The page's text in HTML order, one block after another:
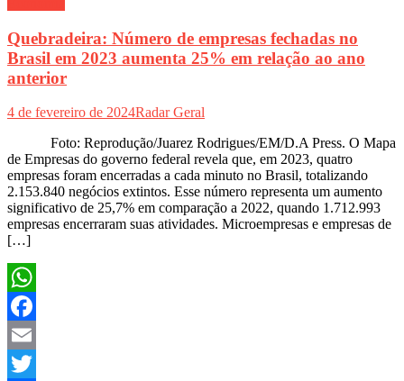
Quebradeira: Número de empresas fechadas no
Brasil em 2023 aumenta 25% em relação ao ano
anterior
4 de fevereiro de 2024Radar Geral
Foto: Reprodução/Juarez Rodrigues/EM/D.A Press. O Mapa
de Empresas do governo federal revela que, em 2023, quatro
empresas foram encerradas a cada minuto no Brasil, totalizando
2.153.840 negócios extintos. Esse número representa um aumento
significativo de 25,7% em comparação a 2022, quando 1.712.993
empresas encerraram suas atividades. Microempresas e empresas de
[…]
WhatsApp
Facebook
Email